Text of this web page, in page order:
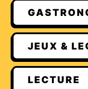
JEUX &
LECTURE